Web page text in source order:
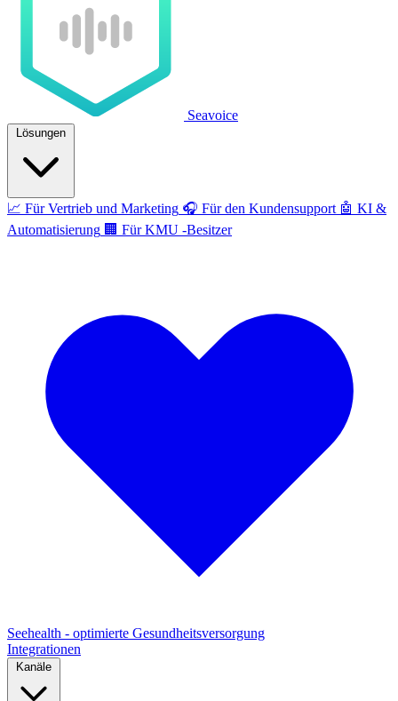
Seavoice
Lösungen
📈 Für Vertrieb und Marketing 🎧 Für den Kundensupport 🤖 KI &
Automatisierung 🏢 Für KMU -Besitzer
Seehealth - optimierte Gesundheitsversorgung
Integrationen
Kanäle